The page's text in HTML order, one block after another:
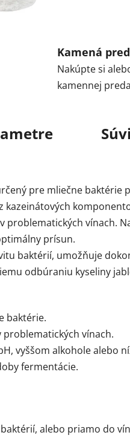
Kamená
Nakúpte si
kamennej
pre mliečne
kazeinátových
problematických vínach.
prísun.
baktérií, umožňuje
odbúraniu kyseliny
baktérie.
problematických vínach.
vyššom alkohole alebo
fermentácie.
alebo priamo do